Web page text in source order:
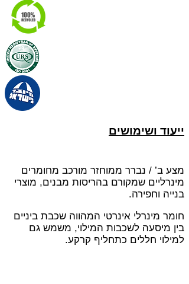
ייעוד ושימושים
מצע ב’ / נברר ממוחזר מורכב מחומרים
מינרליים שמקורם בהריסות מבנים, מוצרי
בנייה וחפירה.
חומר מינרלי אינרטי המהווה שכבת ביניים
בין מיסעה לשכבות המילוי, משמש גם
למילוי חללים כתחליף קרקע.